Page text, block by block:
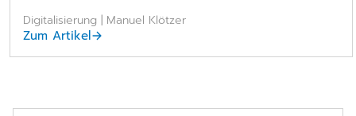
Digitalisierung | Manuel Klötzer
Zum Artikel